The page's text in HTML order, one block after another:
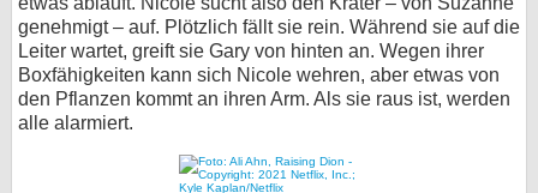
genehmigt – auf. Plötzlich fällt sie rein. Während sie auf die
Leiter wartet, greift sie Gary von hinten an. Wegen ihrer
Boxfähigkeiten kann sich Nicole wehren, aber etwas von
den Pflanzen kommt an ihren Arm. Als sie raus ist, werden
alle alarmiert.